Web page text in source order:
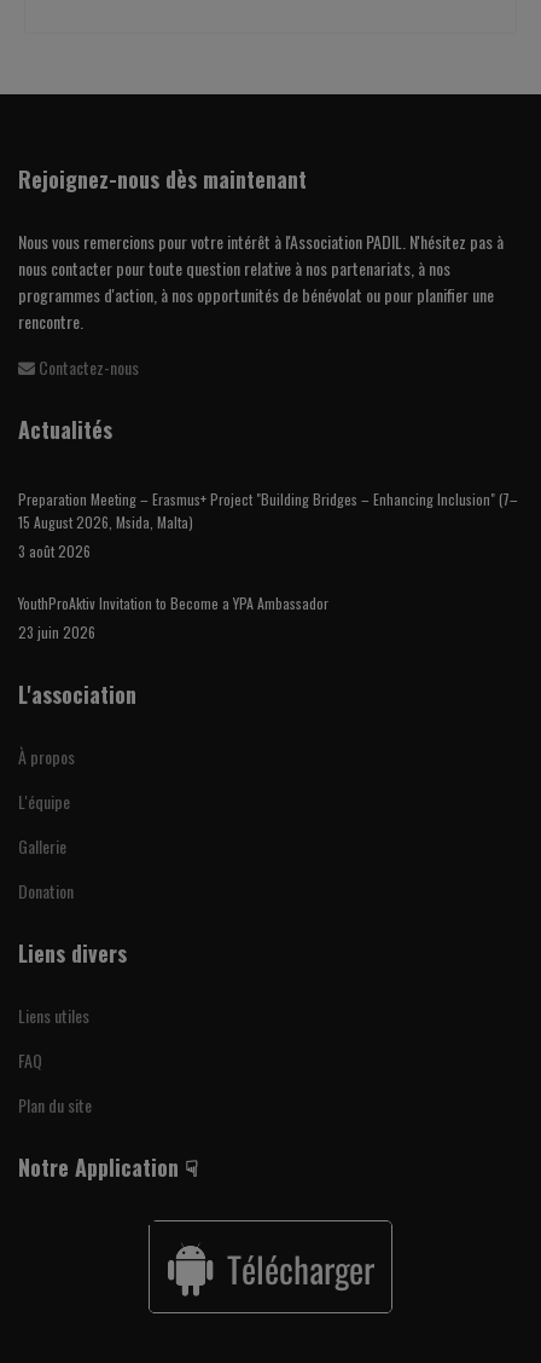
Rejoignez-nous dès maintenant
Nous vous remercions pour votre intérêt à l'Association PADIL. N'hésitez pas à
nous contacter pour toute question relative à nos partenariats, à nos
programmes d'action, à nos opportunités de bénévolat ou pour planifier une
rencontre.
Contactez-nous
Actualités
Preparation Meeting – Erasmus+ Project "Building Bridges – Enhancing Inclusion" (7–
15 August 2026, Msida, Malta)
3 août 2026
YouthProAktiv Invitation to Become a YPA Ambassador
23 juin 2026
L'association
À propos
L'équipe
Gallerie
Donation
Liens divers
Liens utiles
FAQ
Plan du site
Notre Application ☟